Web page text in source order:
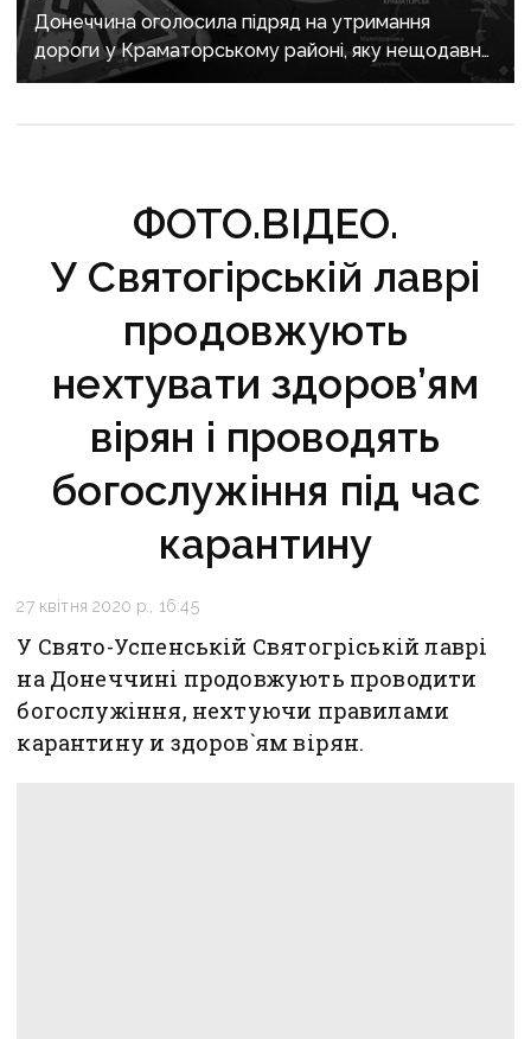
Донеччина оголосила підряд на утримання
дороги у Краматорському районі, яку нещодавно
вже ремонтували
ФОТО.ВІДЕО.
У Святогірській лаврі
продовжують
нехтувати здоров’ям
вірян і проводять
богослужіння під час
карантину
27 квітня 2020 р., 16:45
У Свято-Успенській Святогріській лаврі
на Донеччині продовжують проводити
богослужіння, нехтуючи правилами
карантину и здоров`ям вірян.